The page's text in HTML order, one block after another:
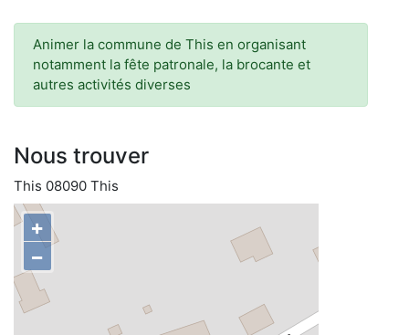
Animer la commune de This en organisant
notamment la fête patronale, la brocante et
autres activités diverses
Nous trouver
This 08090 This
+
−